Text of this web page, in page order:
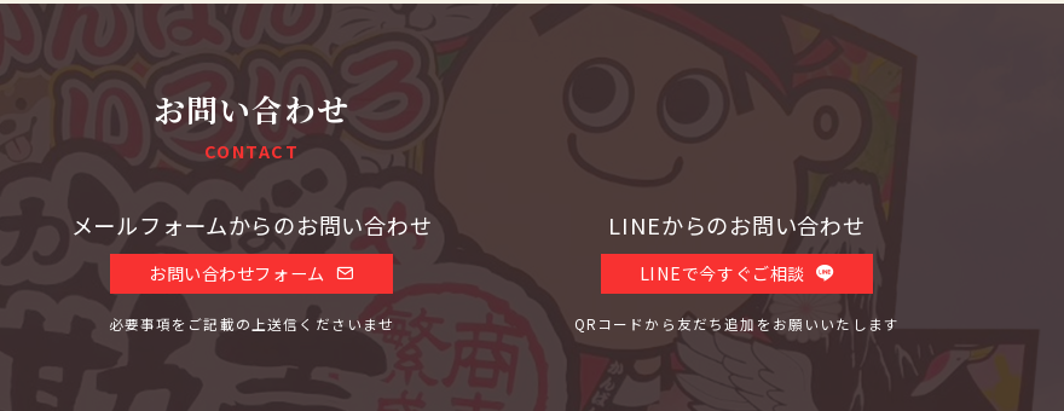
お問い合わせ
CONTACT
メールフォームからのお問い合わせ
お問い合わせフォーム
必要事項をご記載の上送信くださいませ
LINEからのお問い合わせ
LINEで今すぐご相談
QRコードから友だち追加をお願いいたします